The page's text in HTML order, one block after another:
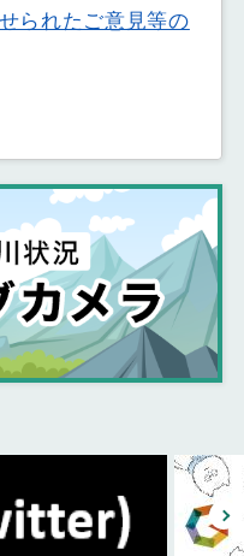
られたご意見等の